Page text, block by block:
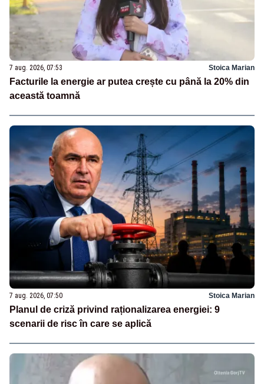
7 aug. 2026, 07:53 Stoica Marian
Facturile la energie ar putea crește cu până la 20% din
această toamnă
7 aug. 2026, 07:50 Stoica Marian
Planul de criză privind raționalizarea energiei: 9
scenarii de risc în care se aplică